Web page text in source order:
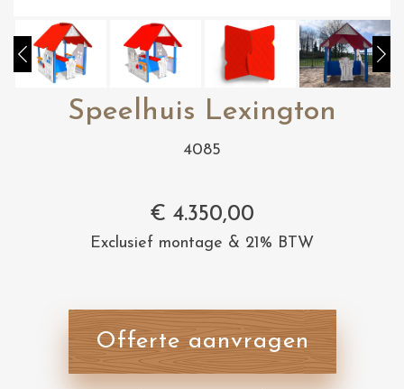
Speelhuis Lexington
4085
€ 4.350,00
Exclusief montage & 21% BTW
Offerte aanvragen